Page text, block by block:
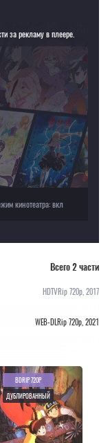
за рекламу в плеере.
плеер!
кинотеатра:вкл
Всего 2 части
HDTVRip 720p, 2017
WEB-DLRip 720p, 2021
BDRIP 720P
ДУБЛИРОВАННЫЙ